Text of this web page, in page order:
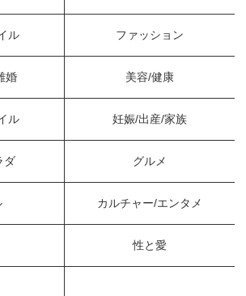
ル ファッション
婚 美容/健康
ル 妊娠/出産/家族
ダ グルメ
カルチャー/エンタメ
性と愛